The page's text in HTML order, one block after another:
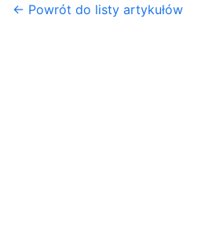
← Powrót do listy artykułów